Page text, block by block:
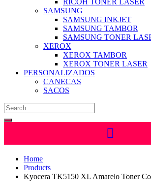
RICOH TONER LASER
SAMSUNG
SAMSUNG INKJET
SAMSUNG TAMBOR
SAMSUNG TONER
XEROX
XEROX TAMBOR
XEROX TONER LASER
PERSONALIZADOS
CANECAS
SACOS
Home
Products
Kyocera TK5150 XL Amarelo Toner